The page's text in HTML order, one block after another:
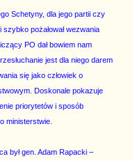
Schetyny, dla jego partii czy
pożałował wezwania
PO dał bowiem nam
jest dla niego darem
się jako człowiek o
Doskonale pokazuje
priorytetów i sposób
ministerstwie.
był gen. Adam Rapacki –